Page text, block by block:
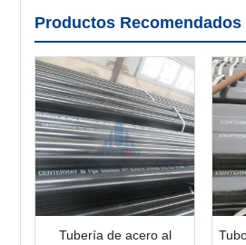
Productos Recomendados
Tubería de acero al